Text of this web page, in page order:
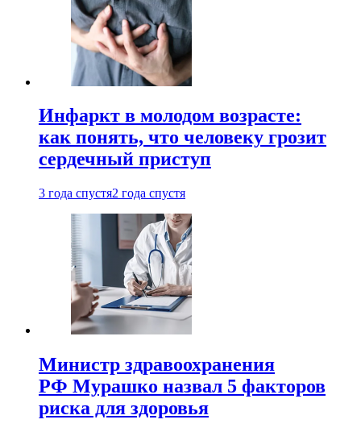
Инфаркт в молодом возрасте:
как понять, что человеку грозит
сердечный приступ
3 года спустя2 года спустя
Министр здравоохранения
РФ Мурашко назвал 5 факторов
риска для здоровья